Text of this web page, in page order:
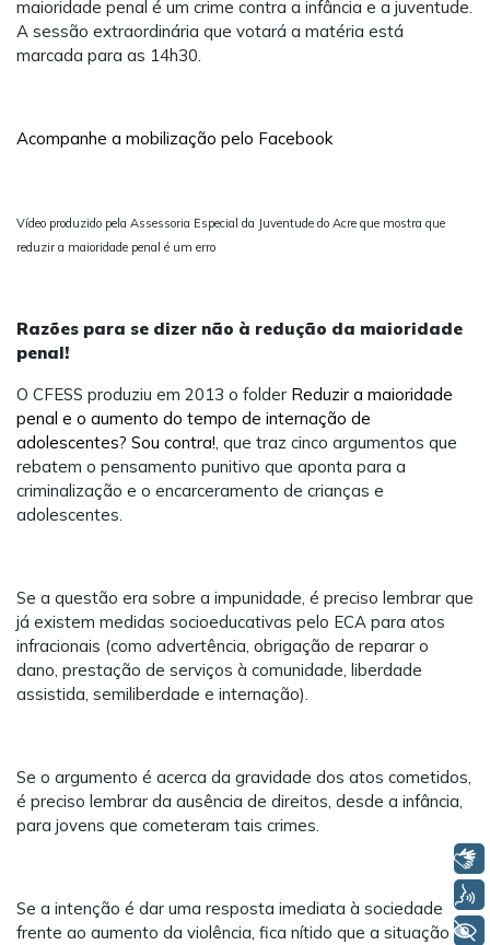
maioridade penal é um crime contra a infância e a juventude.
A sessão extraordinária que votará a matéria está
marcada para as 14h30.
Acompanhe a mobilização pelo Facebook
Vídeo produzido pela Assessoria Especial da Juventude do Acre que mostra que
reduzir a maioridade penal é um erro
Razões para se dizer não à redução da maioridade
penal!
O CFESS produziu em 2013 o folder Reduzir a maioridade
penal e o aumento do tempo de internação de
adolescentes? Sou contra!, que traz cinco argumentos que
rebatem o pensamento punitivo que aponta para a
criminalização e o encarceramento de crianças e
adolescentes.
Se a questão era sobre a impunidade, é preciso lembrar que
já existem medidas socioeducativas pelo ECA para atos
infracionais (como advertência, obrigação de reparar o
dano, prestação de serviços à comunidade, liberdade
assistida, semiliberdade e internação).
Se o argumento é acerca da gravidade dos atos cometidos,
é preciso lembrar da ausência de direitos, desde a infância,
para jovens que cometeram tais crimes.
Se a intenção é dar uma resposta imediata à sociedade
frente ao aumento da violência, fica nítido que a situação
+ Acessibilidade